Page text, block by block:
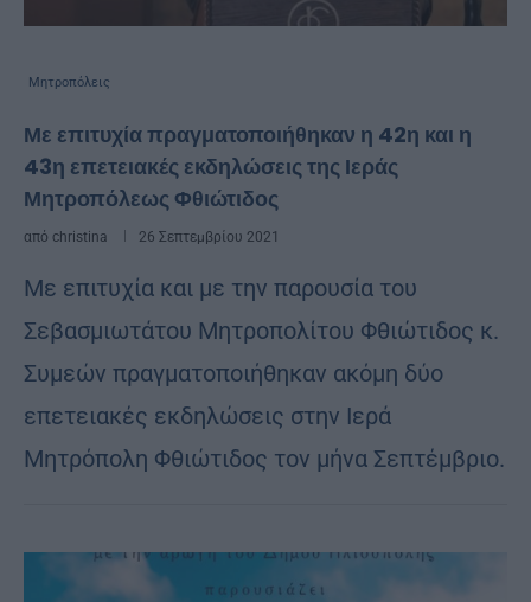
Μητροπόλεις
Με επιτυχία πραγματοποιήθηκαν η 42η και η
43η επετειακές εκδηλώσεις της Ιεράς
Μητροπόλεως Φθιώτιδος
από christina 26 Σεπτεμβρίου 2021
Με επιτυχία και με την παρουσία του
Σεβασμιωτάτου Μητροπολίτου Φθιώτιδος κ.
Συμεών πραγματοποιήθηκαν ακόμη δύο
επετειακές εκδηλώσεις στην Ιερά
Μητρόπολη Φθιώτιδος τον μήνα Σεπτέμβριο.